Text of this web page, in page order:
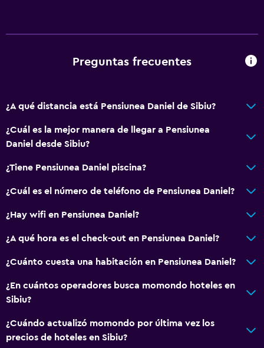
Secador de pelo
Aseo
Papel higiénico
Baño privado
Cama plegable
Enchufe cerca de la cama
Sofá cama
Armario o clóset
Accesibilidad y adecuación
Preguntas frecuentes
¿A qué distancia está Pensiunea Daniel de Sibiu?
¿Cuál es la mejor manera de llegar a Pensiunea
Daniel desde Sibiu?
¿Tiene Pensiunea Daniel piscina?
¿Cuál es el número de teléfono de Pensiunea Daniel?
¿Hay wifi en Pensiunea Daniel?
¿A qué hora es el check-out en Pensiunea Daniel?
¿Cuánto cuesta una habitación en Pensiunea Daniel?
¿En cuántos operadores busca momondo hoteles en
Sibiu?
¿Cuándo actualizó momondo por última vez los
precios de hoteles en Sibiu?